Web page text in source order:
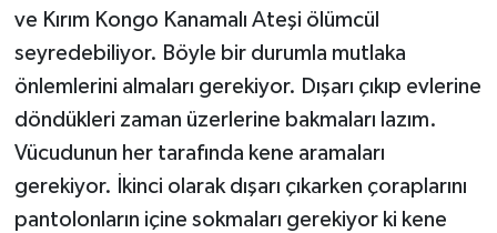
ve Kırım Kongo Kanamalı Ateşi ölümcül
seyredebiliyor. Böyle bir durumla mutlaka
önlemlerini almaları gerekiyor. Dışarı çıkıp evlerine
döndükleri zaman üzerlerine bakmaları lazım.
Vücudunun her tarafında kene aramaları
gerekiyor. İkinci olarak dışarı çıkarken çoraplarını
pantolonların içine sokmaları gerekiyor ki kene